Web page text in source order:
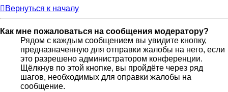
Вернуться к началу
Как мне пожаловаться на сообщения модератору?
Рядом с каждым сообщением вы увидите кнопку,
предназначенную для отправки жалобы на него, если
это разрешено администратором конференции.
Щёлкнув по этой кнопке, вы пройдёте через ряд
шагов, необходимых для оправки жалобы на
сообщение.